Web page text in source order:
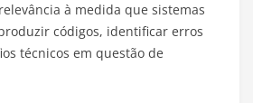
à medida que sistemas
códigos, identificar erros
técnicos em questão de